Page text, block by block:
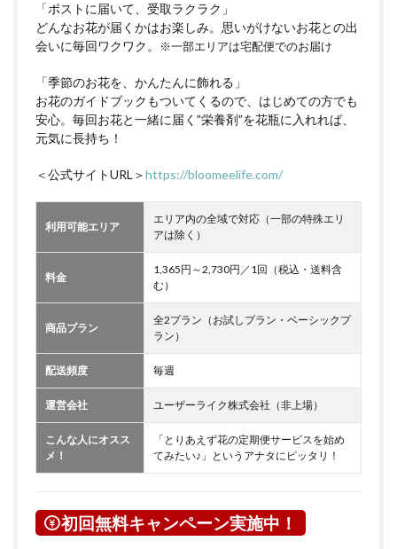
「ポストに届いて、受取ラクラク」
どんなお花が届くかはお楽しみ。思いがけないお花との出
会いに毎回ワクワク。
※一部エリアは宅配便でのお届け
「季節のお花を、かんたんに飾れる」
お花のガイドブックもついてくるので、はじめての方でも
安心。毎回お花と一緒に届く”栄養剤”を花瓶に入れれば、
元気に長持ち！
＜公式サイトURL＞https://bloomeelife.com/
利用可能エリア
エリア内の全域で対応（一部の特殊エリ
アは除く）
料金
1,365円～2,730円／1回（税込・送料含
む）
商品プラン
全2プラン（お試しプラン・ベーシックプ
ラン）
配送頻度 毎週
運営会社 ユーザーライク株式会社（非上場）
こんな人にオスス
メ！
「とりあえず花の定期便サービスを始め
てみたい♪」というアナタにピッタリ！
初回無料キャンペーン実施中！